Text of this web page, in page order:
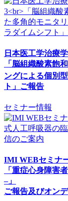
日本医工学治療
「脳組織酸素飽
ングによる個別
ト」ご報告
セミナー情報
IMI WEBセミナ
「重症心身障害
–」
ご報告及びオン